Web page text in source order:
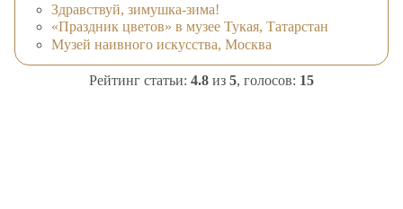
Здравствуй, зимушка-зима!
«Праздник цветов» в музее Тукая, Татарстан
Музей наивного искусства, Москва
Рейтинг статьи: 4.8 из 5, голосов: 15